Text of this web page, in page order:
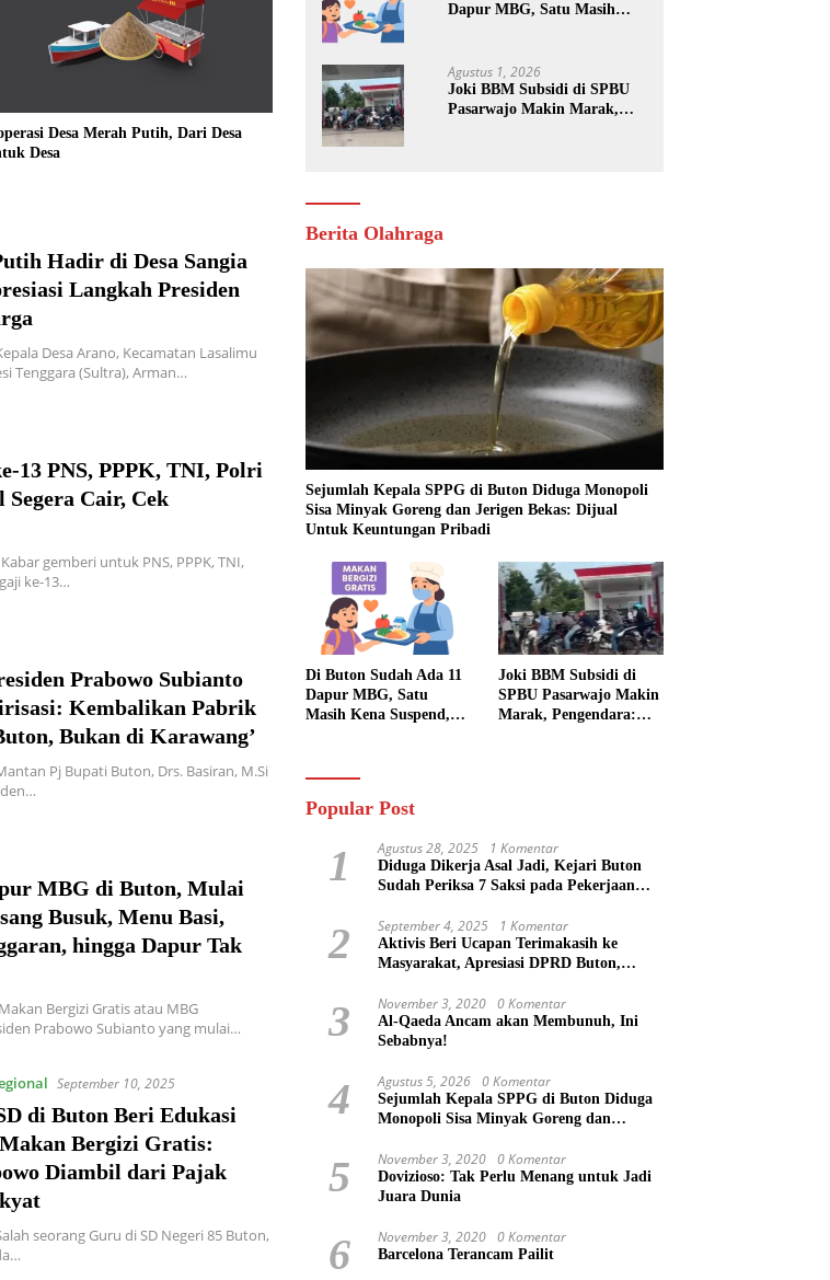
Desa Merah Putih, Dari Desa
Desa
Hadir di Desa Sangia
Langkah Presiden
Desa Arano, Kecamatan Lasalimu
Tenggara (Sultra), Arman…
13 PNS, PPPK, TNI, Polri
Segera Cair, Cek
Kabar gemberi untuk PNS, PPPK, TNI,
ke-13…
Prabowo Subianto
Kembalikan Pabrik
Bukan di Karawang’
Pj Bupati Buton, Drs. Basiran, M.Si
MBG di Buton, Mulai
Busuk, Menu Basi,
hingga Dapur Tak
Bergizi Gratis atau MBG
Prabowo Subianto yang mulai…
September 10, 2025
di Buton Beri Edukasi
Bergizi Gratis:
Diambil dari Pajak
seorang Guru di SD Negeri 85 Buton,
Dapur MBG, Satu Masih
Agustus 1, 2026
Joki BBM Subsidi di SPBU
Pasarwajo Makin Marak,
Berita Olahraga
Sejumlah Kepala SPPG di Buton Diduga Monopoli
Sisa Minyak Goreng dan Jerigen Bekas: Dijual
Untuk Keuntungan Pribadi
Di Buton Sudah Ada 11
Dapur MBG, Satu
Masih Kena Suspend,
Joki BBM Subsidi di
SPBU Pasarwajo Makin
Marak, Pengendara:
Popular Post
1 Agustus 28, 2025 1 Komentar
Diduga Dikerja Asal Jadi, Kejari Buton
Sudah Periksa 7 Saksi pada Pekerjaan
Capai Rp 100 Juta Lebih
2 September 4, 2025 1 Komentar
Aktivis Beri Ucapan Terimakasih ke
Masyarakat, Apresiasi DPRD Buton,
3 November 3, 2020 0 Komentar
Al-Qaeda Ancam akan Membunuh, Ini
Sebabnya!
4 Agustus 5, 2026 0 Komentar
Sejumlah Kepala SPPG di Buton Diduga
Monopoli Sisa Minyak Goreng dan
Pribadi
5 November 3, 2020 0 Komentar
Dovizioso: Tak Perlu Menang untuk Jadi
Juara Dunia
6 November 3, 2020 0 Komentar
Barcelona Terancam Pailit